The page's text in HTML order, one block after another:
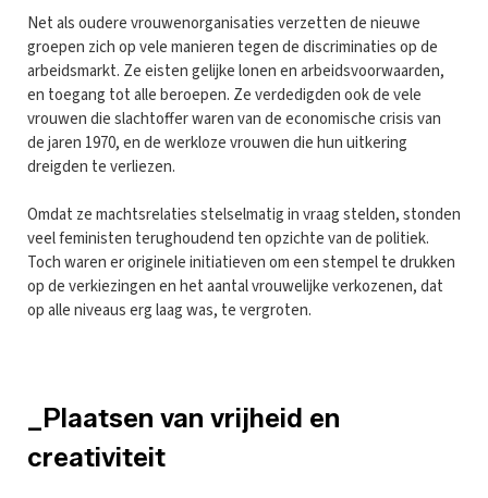
Net als oudere vrouwenorganisaties verzetten de nieuwe
groepen zich op vele manieren tegen de discriminaties op de
arbeidsmarkt. Ze eisten gelijke lonen en arbeidsvoorwaarden,
en toegang tot alle beroepen. Ze verdedigden ook de vele
vrouwen die slachtoffer waren van de economische crisis van
de jaren 1970, en de werkloze vrouwen die hun uitkering
dreigden te verliezen.
Omdat ze machtsrelaties stelselmatig in vraag stelden, stonden
veel feministen terughoudend ten opzichte van de politiek.
Toch waren er originele initiatieven om een stempel te drukken
op de verkiezingen en het aantal vrouwelijke verkozenen, dat
op alle niveaus erg laag was, te vergroten.
_Plaatsen van vrijheid en
creativiteit